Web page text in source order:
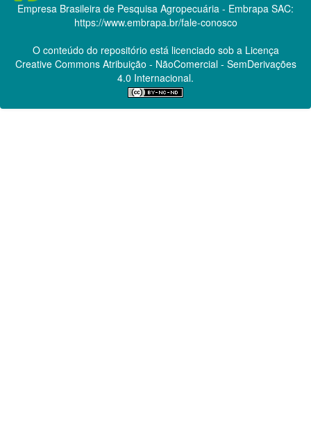
Empresa Brasileira de Pesquisa Agropecuária - Embrapa SAC:
https://www.embrapa.br/fale-conosco
O conteúdo do repositório está licenciado sob a Licença
Creative CommonsAtribuição - NãoComercial - SemDerivações
4.0 Internacional.